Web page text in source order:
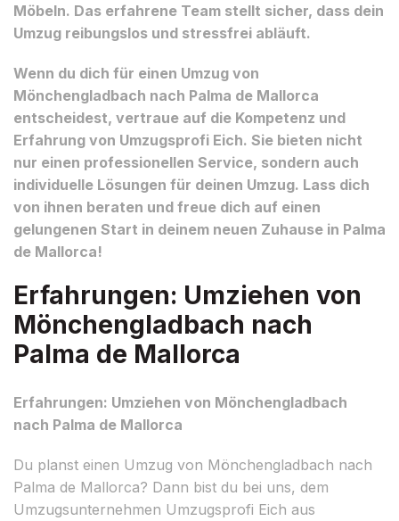
Möbeln. Das erfahrene Team stellt sicher, dass dein
Umzug reibungslos und stressfrei abläuft.
Wenn du dich für einen Umzug von
Mönchengladbach nach Palma de Mallorca
entscheidest, vertraue auf die Kompetenz und
Erfahrung von Umzugsprofi Eich. Sie bieten nicht
nur einen professionellen Service, sondern auch
individuelle Lösungen für deinen Umzug. Lass dich
von ihnen beraten und freue dich auf einen
gelungenen Start in deinem neuen Zuhause in Palma
de Mallorca!
Erfahrungen: Umziehen von
Mönchengladbach nach
Palma de Mallorca
Erfahrungen: Umziehen von Mönchengladbach
nach Palma de Mallorca
Du planst einen Umzug von Mönchengladbach nach
Palma de Mallorca? Dann bist du bei uns, dem
Umzugsunternehmen Umzugsprofi Eich aus